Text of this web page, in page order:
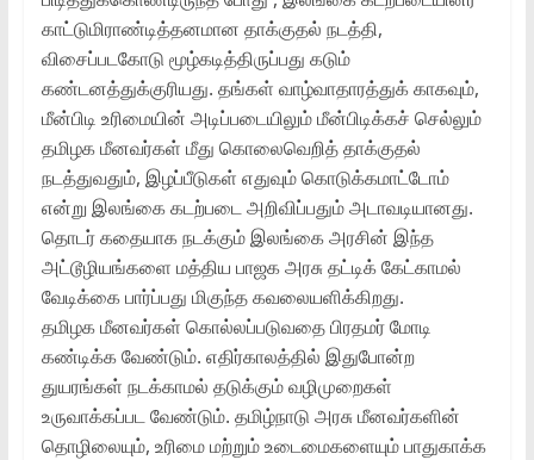
காட்டுமிராண்டித்தனமான தாக்குதல் நடத்தி,
விசைப்படகோடு மூழ்கடித்திருப்பது கடும்
கண்டனத்துக்குரியது. தங்கள் வாழ்வாதாரத்துக் காகவும்,
மீன்பிடி உரிமையின் அடிப்படையிலும் மீன்பிடிக்கச் செல்லும்
தமிழக மீனவர்கள் மீது கொலைவெறித் தாக்குதல்
நடத்துவதும், இழப்பீடுகள் எதுவும் கொடுக்கமாட்டோம்
என்று இலங்கை கடற்படை அறிவிப்பதும் அடாவடியானது.
தொடர் கதையாக நடக்கும் இலங்கை அரசின் இந்த
அட்டூழியங்களை மத்திய பாஜக அரசு தட்டிக் கேட்காமல்
வேடிக்கை பார்ப்பது மிகுந்த கவலையளிக்கிறது.
தமிழக மீனவர்கள் கொல்லப்படுவதை பிரதமர் மோடி
கண்டிக்க வேண்டும். எதிர்காலத்தில் இதுபோன்ற
துயரங்கள் நடக்காமல் தடுக்கும் வழிமுறைகள்
உருவாக்கப்பட வேண்டும். தமிழ்நாடு அரசு மீனவர்களின்
தொழிலையும், உரிமை மற்றும் உடைமைகளையும் பாதுகாக்க